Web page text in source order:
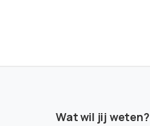
Wat wil jij weten?